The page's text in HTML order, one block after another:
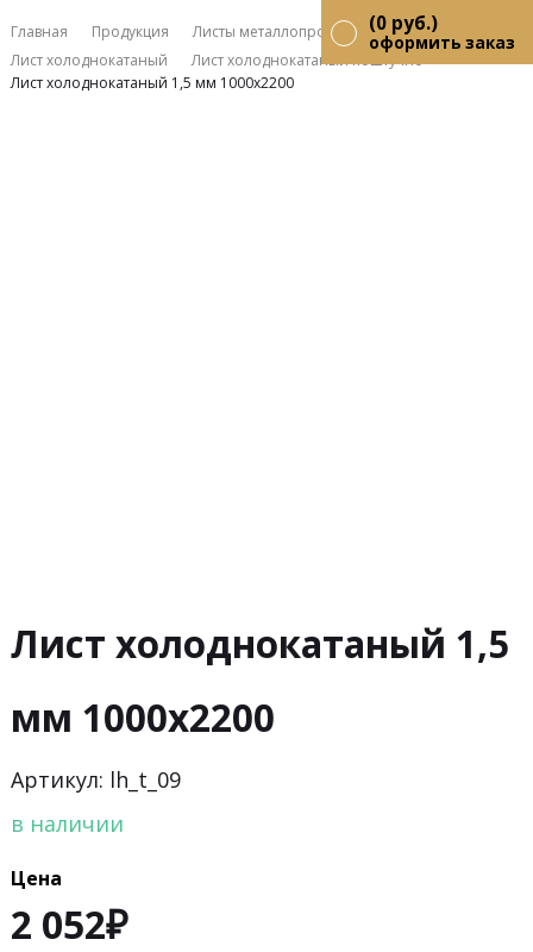
(0 руб.)
оформить заказ
Главная Продукция
Листы металлопрокат
Лист холоднокатаный
Лист холоднокатаный поштучно
Лист холоднокатаный 1,5 мм 1000х2200
Лист холоднокатаный 1,5
мм 1000х2200
Артикул: lh_t_09
в наличии
Цена
2 052₽